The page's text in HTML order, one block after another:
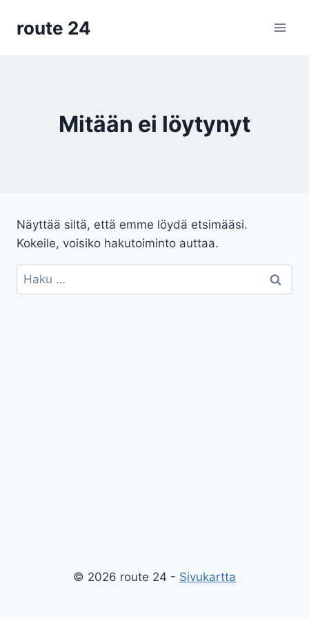
sisältöön
route 24
Mitään ei löytynyt
Näyttää siltä, että emme löydä etsimääsi.
Kokeile, voisiko hakutoiminto auttaa.
Haku:
© 2026 route 24 - Sivukartta